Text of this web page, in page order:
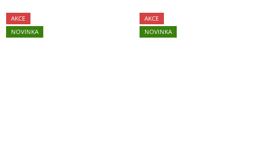
AKCE
NOVINKA
AKCE
NOVINKA